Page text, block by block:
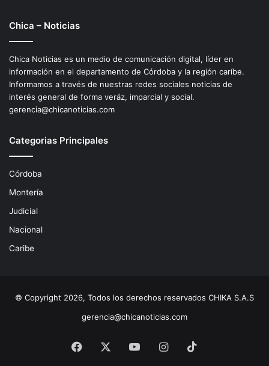
Chica – Noticias
Chica Noticias es un medio de comunicación digital, líder en
información en el departamento de Córdoba y la región caríbe.
Informamos a través de nuestras redes sociales noticias de
interés general de forma veráz, imparcial y social.
gerencia@chicanoticias.com
Categorias Principales
Córdoba
Montería
Judicial
Nacional
Caribe
© Copyright 2026, Todos los derechos reservados CHIKA S.A.S
gerencia@chicanoticias.com
Facebook YouTubeInstagram